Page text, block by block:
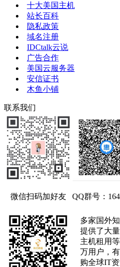
十大美国主机
站长百科
隐私政策
域名注册
IDCtalk云说
广告合作
美国云服务器
安信证书
木鱼小铺
联系我们
微信扫码加好友 QQ群号：
多家国外
提供了大
主机租用
万用户，
购全球IT